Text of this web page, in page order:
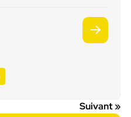
Suivant »